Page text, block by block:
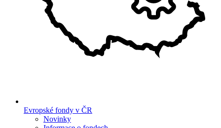
Evropské fondy v ČR
Novinky